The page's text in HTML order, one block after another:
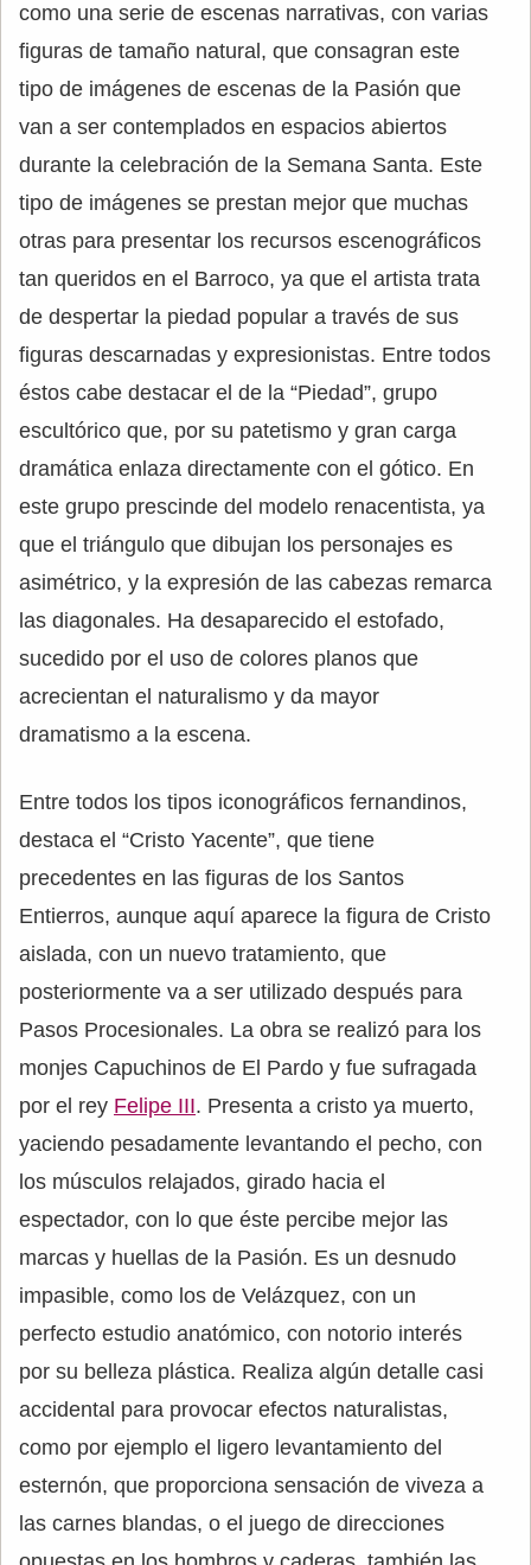
como una serie de escenas narrativas, con varias
figuras de tamaño natural, que consagran este
tipo de imágenes de escenas de la Pasión que
van a ser contemplados en espacios abiertos
durante la celebración de la Semana Santa. Este
tipo de imágenes se prestan mejor que muchas
otras para presentar los recursos escenográficos
tan queridos en el Barroco, ya que el artista trata
de despertar la piedad popular a través de sus
figuras descarnadas y expresionistas. Entre todos
éstos cabe destacar el de la “Piedad”, grupo
escultórico que, por su patetismo y gran carga
dramática enlaza directamente con el gótico. En
este grupo prescinde del modelo renacentista, ya
que el triángulo que dibujan los personajes es
asimétrico, y la expresión de las cabezas remarca
las diagonales. Ha desaparecido el estofado,
sucedido por el uso de colores planos que
acrecientan el naturalismo y da mayor
dramatismo a la escena.
Entre todos los tipos iconográficos fernandinos,
destaca el “Cristo Yacente”, que tiene
precedentes en las figuras de los Santos
Entierros, aunque aquí aparece la figura de Cristo
aislada, con un nuevo tratamiento, que
posteriormente va a ser utilizado después para
Pasos Procesionales. La obra se realizó para los
monjes Capuchinos de El Pardo y fue sufragada
por el rey Felipe III. Presenta a cristo ya muerto,
yaciendo pesadamente levantando el pecho, con
los músculos relajados, girado hacia el
espectador, con lo que éste percibe mejor las
marcas y huellas de la Pasión. Es un desnudo
impasible, como los de Velázquez, con un
perfecto estudio anatómico, con notorio interés
por su belleza plástica. Realiza algún detalle casi
accidental para provocar efectos naturalistas,
como por ejemplo el ligero levantamiento del
esternón, que proporciona sensación de viveza a
las carnes blandas, o el juego de direcciones